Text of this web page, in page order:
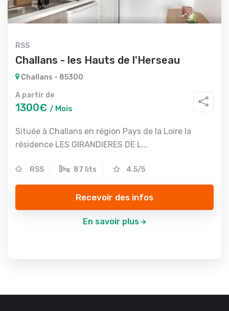
RSS
Challans - les Hauts de l'Herseau
Challans - 85300
A partir de
1300€ / Mois
Située à Challans en région Pays de la Loire la
résidence LES GIRANDIERES DE L...
RSS 87 lits 4.5/5
Recevoir des infos
En savoir plus